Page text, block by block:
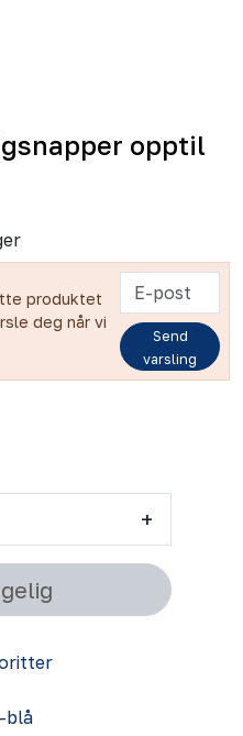
opptil
produktet
deg når vi
Send
varsling
+
blå